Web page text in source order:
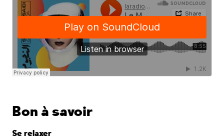
Bon à savoir
Se relaxer